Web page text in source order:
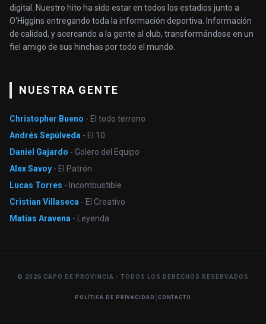
digital. Nuestro hito ha sido estar en todos los estadios junto a
O'Higgins entregando toda la información deportiva. Información
de calidad, y acercando a la gente al club, transformándose en un
fiel amigo de sus hinchas por todo el mundo.
NUESTRA GENTE
Christopher Bueno - El todo terreno
Andrés Sepúlveda - El 10
Daniel Gajardo - Golero del Equipo
Alex Savoy - El Patrón
Lucas Torres - Incombustible
Cristian Villaseca - El Creativo
Matías Aravena - Leyenda
© 2026 CAPO DE PROVINCIA - TODOS LOS DERECHOS RESERVADOS
POLÍTICA DE PRIVACIDAD | CONTACTO